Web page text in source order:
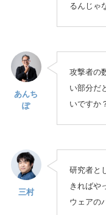
るんじゃ
あんち
ぽ
攻撃者の
い部分だ
いですか
三村
研究者と
きればや
ウェアの